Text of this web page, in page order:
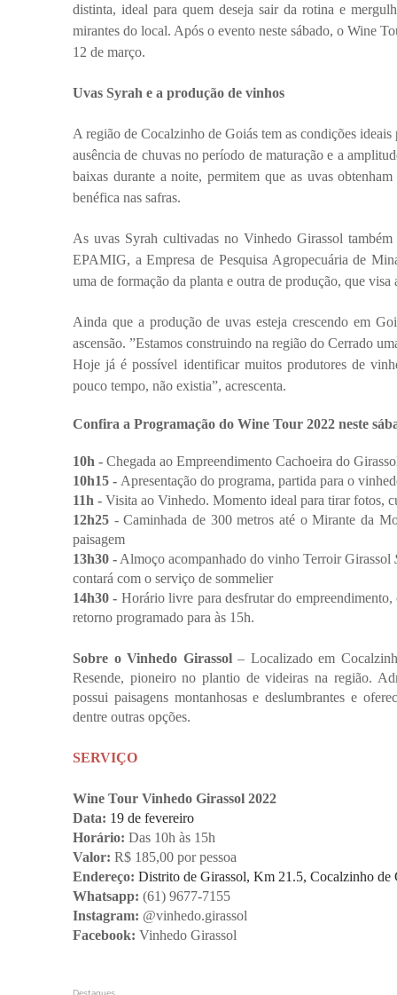
distinta, ideal para quem deseja sair da rotina e
mirantes do local. Após o evento neste sábado, o Wine
12 de março.
Uvas Syrah e a produção de vinhos
A região de Cocalzinho de Goiás tem as condições
ausência de chuvas no período de maturação e a
baixas durante a noite, permitem que as uvas
benéfica nas safras.
As uvas Syrah cultivadas no Vinhedo Girassol
EPAMIG, a Empresa de Pesquisa Agropecuária de
uma de formação da planta e outra de produção, que visa
Ainda que a produção de uvas esteja crescendo em
ascensão. ”Estamos construindo na região do Cerrado
Hoje já é possível identificar muitos produtores de
pouco tempo, não existia”, acrescenta.
Confira a Programação do Wine Tour 2022 neste
10h - Chegada ao Empreendimento Cachoeira do
10h15 - Apresentação do programa, partida para o
11h - Visita ao Vinhedo. Momento ideal para tirar fotos,
12h25 - Caminhada de 300 metros até o Mirante da
paisagem
13h30 - Almoço acompanhado do vinho Terroir Girassol
contará com o serviço de sommelier
14h30 - Horário livre para desfrutar do
retorno programado para às 15h.
Sobre o Vinhedo Girassol – Localizado em
Resende, pioneiro no plantio de videiras na região.
possui paisagens montanhosas e deslumbrantes e
dentre outras opções.
SERVIÇO
Wine Tour Vinhedo Girassol 2022
Data: 19 de fevereiro
Horário: Das 10h às 15h
Valor: R$ 185,00 por pessoa
Endereço: Distrito de Girassol, Km 21.5, Cocalzinho de
Whatsapp: (61) 9677-7155
Instagram: @vinhedo.girassol
Facebook: Vinhedo Girassol